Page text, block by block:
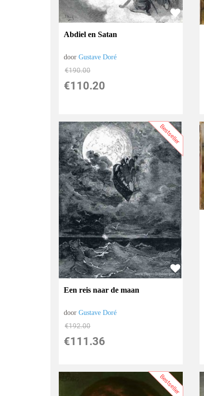
Abdiel en Satan
doorGustave Doré
€190.00
€110.20
Bestseller
Een reis naar de maan
doorGustave Doré
€192.00
€111.36
Bestseller